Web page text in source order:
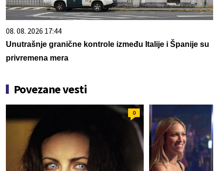
08. 08. 2026 17:44
Unutrašnje granične kontrole između Italije i Španije su
privremena mera
Povezane vesti
0